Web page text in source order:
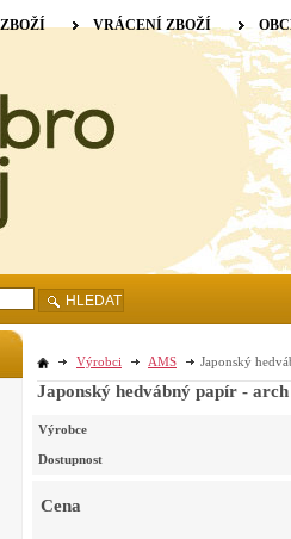
Výrobci AMS Japonský
Japonský hedvábný papír -
Výrobce
Dostupnost
Cena
ZBOŽÍ VRÁCENÍ ZBOŽÍ
HLEDAT